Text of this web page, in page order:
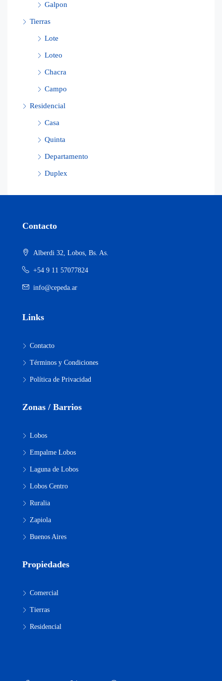
Galpon
Tierras
Lote
Loteo
Chacra
Campo
Residencial
Casa
Quinta
Departamento
Duplex
Contacto
Alberdi 32, Lobos, Bs. As.
+54 9 11 57077824
info@cepeda.ar
Links
Contacto
Términos y Condiciones
Política de Privacidad
Zonas / Barrios
Lobos
Empalme Lobos
Laguna de Lobos
Lobos Centro
Ruralia
Zapiola
Buenos Aires
Propiedades
Comercial
Tierras
Residencial